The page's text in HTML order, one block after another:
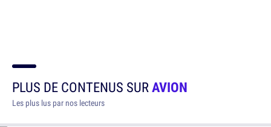
PLUS DE CONTENUS SURAVION
Les plus lus par nos lecteurs